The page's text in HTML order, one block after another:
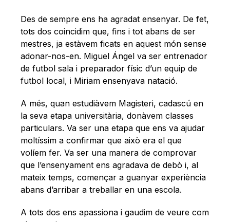
Des de sempre ens ha agradat ensenyar. De fet,
tots dos coincidim que, fins i tot abans de ser
mestres, ja estàvem ficats en aquest món sense
adonar-nos-en. Miguel Ángel va ser entrenador
de futbol sala i preparador físic d’un equip de
futbol local, i Miriam ensenyava natació.
A més, quan estudiàvem Magisteri, cadascú en
la seva etapa universitària, donàvem classes
particulars. Va ser una etapa que ens va ajudar
moltíssim a confirmar que això era el que
volíem fer. Va ser una manera de comprovar
que l’ensenyament ens agradava de debò i, al
mateix temps, començar a guanyar experiència
abans d’arribar a treballar en una escola.
A tots dos ens apassiona i gaudim de veure com